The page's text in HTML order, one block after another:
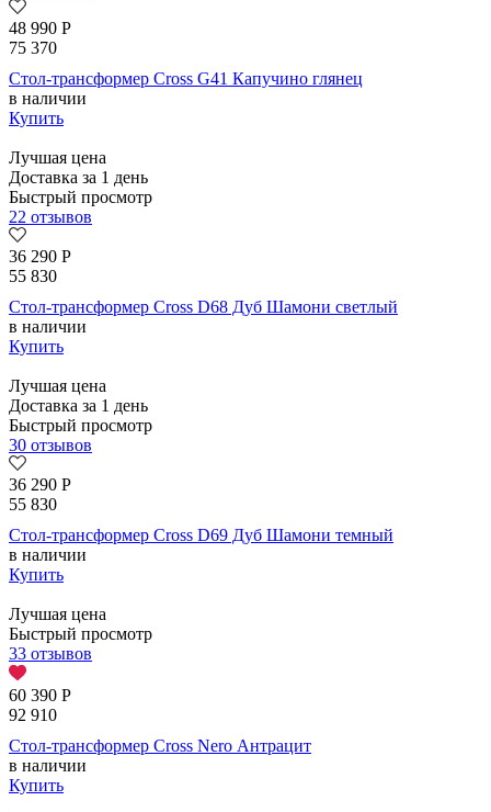
48 990 Р
75 370
Стол-трансформер Cross G41 Капучино глянец
в наличии
Купить
Лучшая цена
Доставка за 1 день
Быстрый просмотр
22 отзывов
36 290 Р
55 830
Стол-трансформер Cross D68 Дуб Шамони светлый
в наличии
Купить
Лучшая цена
Доставка за 1 день
Быстрый просмотр
30 отзывов
36 290 Р
55 830
Стол-трансформер Cross D69 Дуб Шамони темный
в наличии
Купить
Лучшая цена
Быстрый просмотр
33 отзывов
60 390 Р
92 910
Стол-трансформер Cross Nero Антрацит
в наличии
Купить